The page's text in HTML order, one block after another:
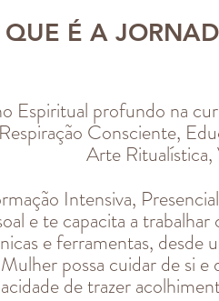
É A
Espiritual profundo na
Consciente,
Arte Ritualística,
Intensiva,
e te capacita atrabalhar
e ferramentas, desde
possa cuidar de si
de trazer